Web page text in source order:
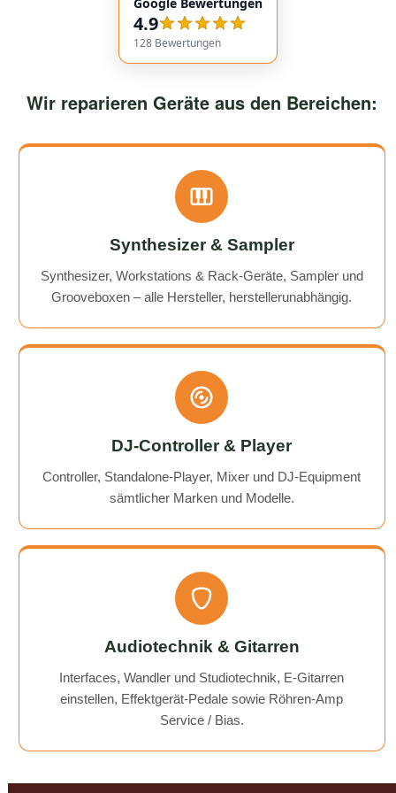
service overall was extremely friendly and reliable.
Highly recommended!
4.9
128 Bewertungen
Wir reparieren Geräte aus den Bereichen:
Synthesizer & Sampler
Synthesizer, Workstations & Rack-Geräte, Sampler und
Grooveboxen – alle Hersteller, herstellerunabhängig.
DJ-Controller & Player
Controller, Standalone-Player, Mixer und DJ-Equipment
sämtlicher Marken und Modelle.
Audiotechnik & Gitarren
Interfaces, Wandler und Studiotechnik, E-Gitarren
einstellen, Effektgerät-Pedale sowie Röhren-Amp
Service / Bias.